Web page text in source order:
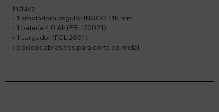
Incluye
• 1 amoladora angular INGCO 115 mm
• 1 batería 4.0 Ah (FBLI20021)
• 1 cargador (FCLI2001)
• 5 discos abrasivos para corte de metal